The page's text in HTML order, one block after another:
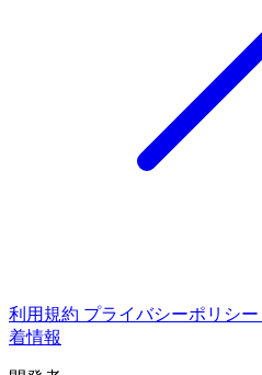
利用規約 プライバシーポリシー
着情報